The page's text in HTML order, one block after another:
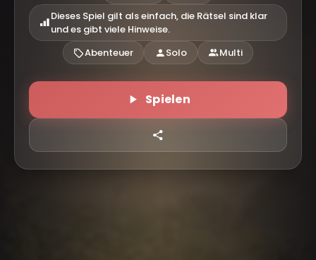
Dieses Spiel gilt als einfach, die Rätsel sind klar
und es gibt viele Hinweise.
Abenteuer
Solo Multi
Spielen